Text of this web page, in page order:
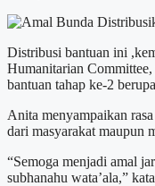
Distribusi bantuan ini
Humanitarian Committee,
bantuan tahap ke-2
Anita menyampaikan
dari masyarakat maupun
“Semoga menjadi amal
subhanahu wata’ala,”